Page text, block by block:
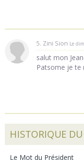
5. Zini Sion Le
salut mon
Patsome je te
HISTORIQUE
Le Mot du Président